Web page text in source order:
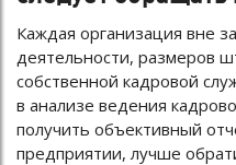
Каждая организация вне
деятельности, размеров
собственной кадровой
в анализе ведения
получить объективный
предприятии, лучше